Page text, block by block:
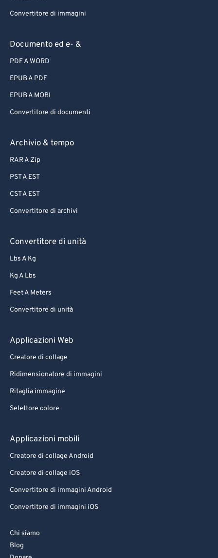
Convertitore di immagini
Documento ed e- &
PDF A WORD
EPUB A PDF
EPUB A MOBI
Convertitore di documenti
Archivio & tempo
RAR A Zip
PST A EST
CST A EST
Convertitore di archivi
Convertitore di unità
Lbs A Kg
Kg A Lbs
Feet A Meters
Convertitore di unità
Applicazioni Web
Creatore di collage
Ridimensionatore di immagini
Ritaglia immagine
Selettore colore
Applicazioni mobili
Creatore di collage Android
Creatore di collage iOS
Convertitore di immagini Android
Convertitore di immagini iOS
Chi siamo
Blog